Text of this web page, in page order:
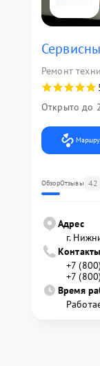
Ремонт
Открыто до
ОбзорОтзывы 42
Адрес
г.
Контакты
+7
+7
Время